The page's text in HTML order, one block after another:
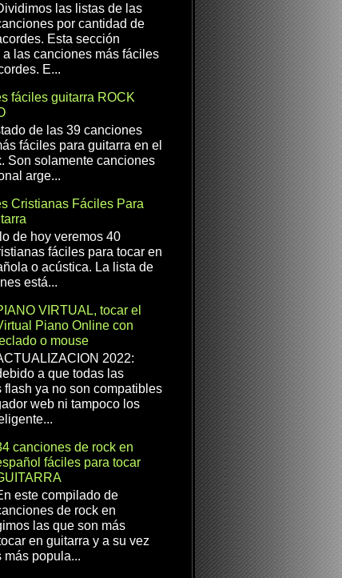
las listas de las
por cantidad de
Esta sección
las canciones más fáciles
E...
fáciles guitarra ROCK
de las 39 canciones
fáciles para guitarra en el
Son solamente canciones
arge...
Cristianas Fáciles Para
de hoy veremos 40
fáciles para tocar en
o acústica. La lista de
está...
VIRTUAL, tocar el
Piano Online con
o mouse
2022:
a que todas las
flash ya no son compatibles
web ni tampoco los
canciones de rock en
fáciles para tocar
este compilado de
de rock en
las que son más
en guitarra y a su vez
más popula...